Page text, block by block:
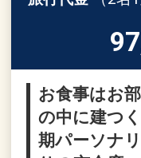
お食事はお
の中に建つ
期パーソナ